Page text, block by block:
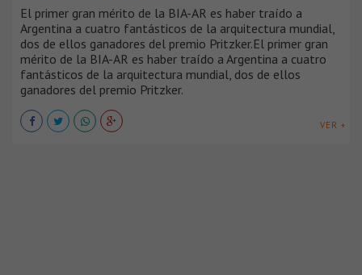
El primer gran mérito de la BIA-AR es haber traído a
Argentina a cuatro fantásticos de la arquitectura mundial,
dos de ellos ganadores del premio Pritzker.El primer gran
mérito de la BIA-AR es haber traído a Argentina a cuatro
fantásticos de la arquitectura mundial, dos de ellos
ganadores del premio Pritzker.
VER +